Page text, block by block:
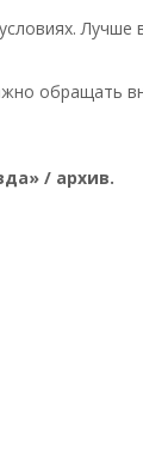
Лучше
обращать
/ архив.